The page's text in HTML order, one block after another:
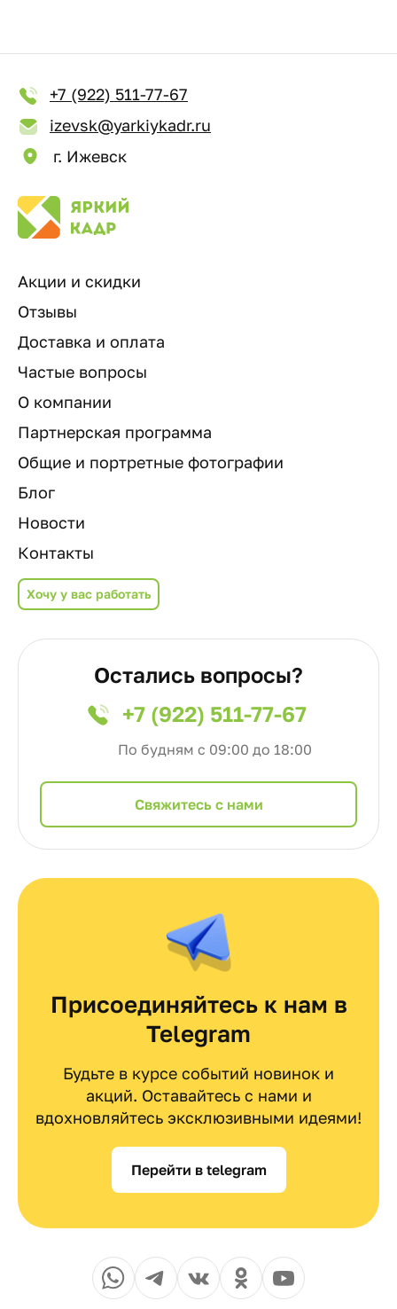
+7 (922) 511-77-67
izevsk@yarkiykadr.ru
г. Ижевск
Акции и скидки
Отзывы
Доставка и оплата
Частые вопросы
О компании
Партнерская программа
Общие и портретные фотографии
Блог
Новости
Контакты
Хочу у вас работать
Остались вопросы?
+7 (922) 511-77-67
По будням с 09:00 до 18:00
Cвяжитесь с нами
Присоединяйтесь к нам в
Telegram
Будьте в курсе событий новинок и
акций. Оставайтесь с нами и
вдохновляйтесь эксклюзивными идеями!
Перейти в telegram